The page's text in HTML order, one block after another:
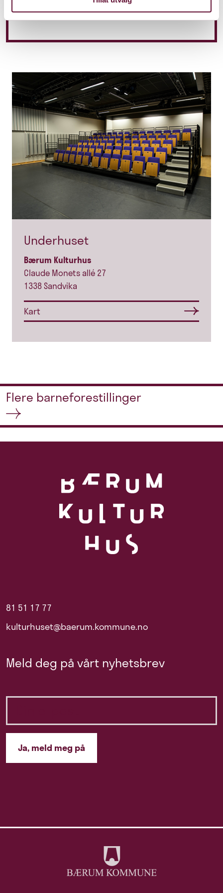
Kl. 14:00 Forestillingen er spilt
Underhuset
Bærum Kulturhus
Claude Monets allé 27
1338 Sandvika
Kart
Flere barneforestillinger
81 51 17 77
kulturhuset@baerum.kommune.no
Meld deg på vårt nyhetsbrev